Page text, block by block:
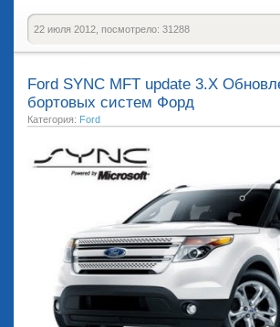
22 июля 2012, посмотрело: 31288
Ford SYNC MFT update 3.X
бортовых систем Форд
Категория: Ford